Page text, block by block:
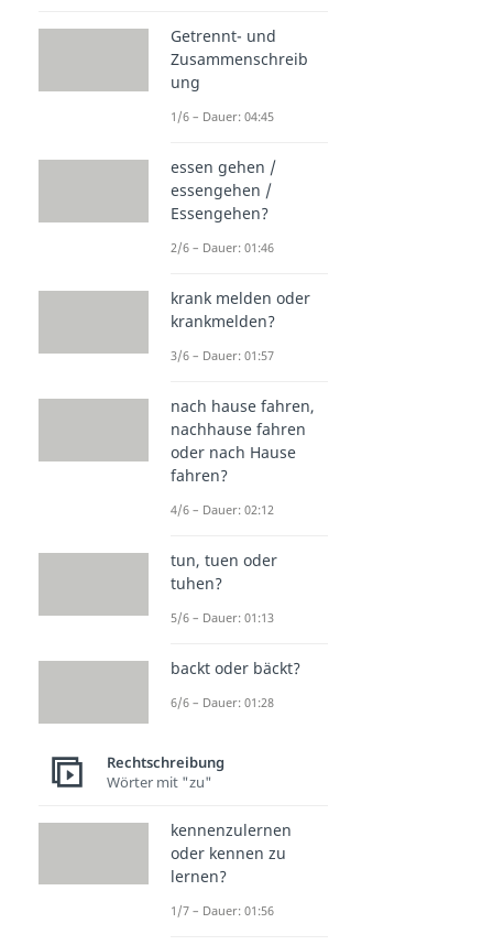
Getrennt- und
Zusammenschreib
ung
1/6 – Dauer: 04:45
essen gehen /
essengehen /
Essengehen?
2/6 – Dauer: 01:46
krank melden oder
krankmelden?
3/6 – Dauer: 01:57
nach hause fahren,
nachhause fahren
oder nach Hause
fahren?
4/6 – Dauer: 02:12
tun, tuen oder
tuhen?
5/6 – Dauer: 01:13
backt oder bäckt?
6/6 – Dauer: 01:28
Rechtschreibung
Wörter mit "zu"
kennenzulernen
oder kennen zu
lernen?
1/7 – Dauer: 01:56